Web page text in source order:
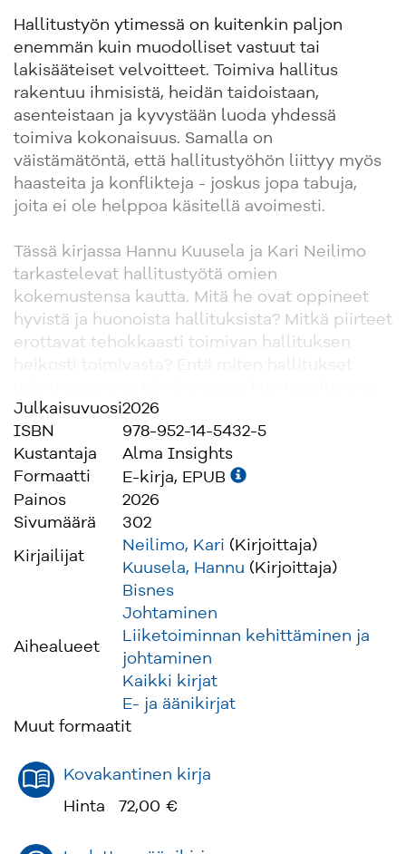
Hallitustyön ytimessä on kuitenkin paljon
enemmän kuin muodolliset vastuut tai
lakisääteiset velvoitteet. Toimiva hallitus
rakentuu ihmisistä, heidän taidoistaan,
asenteistaan ja kyvystään luoda yhdessä
toimiva kokonaisuus. Samalla on
väistämätöntä, että hallitustyöhön liittyy myös
haasteita ja konflikteja - joskus jopa tabuja,
joita ei ole helppoa käsitellä avoimesti.
Tässä kirjassa Hannu Kuusela ja Kari Neilimo
tarkastelevat hallitustyötä omien
kokemustensa kautta. Mitä he ovat oppineet
hyvistä ja huonoista hallituksista? Mitkä piirteet
erottavat tehokkaasti toimivan hallituksen
on yrityksen pitkäaikainen menestys ja arvon
luominen?
Kirja tarjoaa tietoa, välineitä ja inspiraatiota
hallitustyön kehittämiseen. Hyvä hallitustyö ei
ole staattista tai kaavamaista, vaan se on
jatkuvaa oppimista, uudistumista ja yhteistyötä.
Hallituksen puheenjohtajalla ja jokaisella
hallituksen jäsenellä on mahdollisuus, ja
velvollisuus, vaikuttaa siihen, miten hallitus
toimii ja millaista lisäarvoa se tuottaa
Julkaisuvuosi2026
ISBN
978-952-14-5432-5
Kustantaja
Alma Insights
Formaatti
E-kirja, EPUB
Painos
2026
Sivumäärä
302
Kirjailijat
Neilimo, Kari (Kirjoittaja)
Kuusela, Hannu (Kirjoittaja)
Aihealueet
Bisnes
Johtaminen
Liiketoiminnan kehittäminen ja
johtaminen
Kaikki kirjat
E- ja äänikirjat
Muut formaatit
Kovakantinen kirja
Hinta
72,00 €